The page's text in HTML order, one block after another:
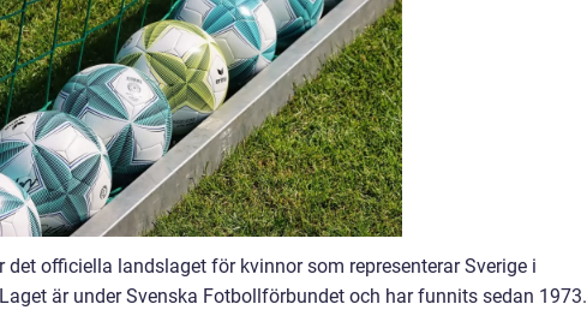
officiella landslaget för kvinnor som representerar Sverige i
är under Svenska Fotbollförbundet och har funnits sedan 1973.